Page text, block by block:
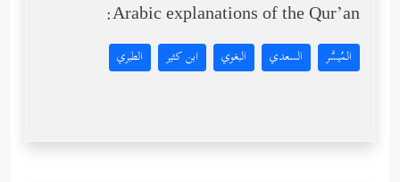
Arabic explanations of the Qur’an:
المُيسَّر السعدي البغوي ابن كثير الطبري